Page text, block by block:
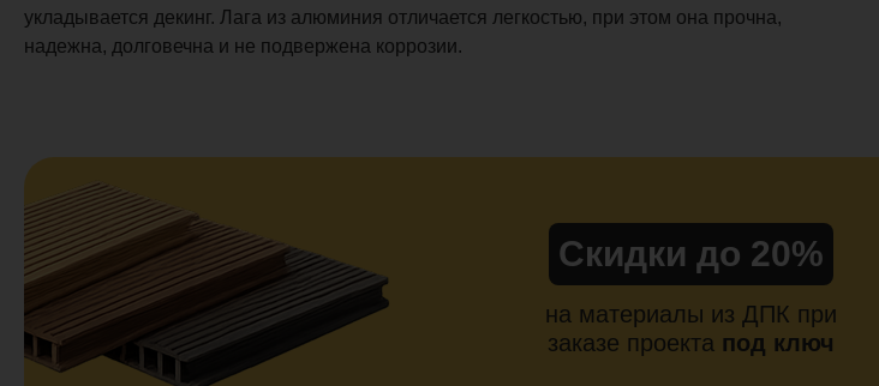
укладывается декинг. Лага из алюминия отличается легкостью, при этом она прочна,
надежна, долговечна и не подвержена коррозии.
Скидки до 20%
на материалы из ДПК при
заказе проекта под ключ